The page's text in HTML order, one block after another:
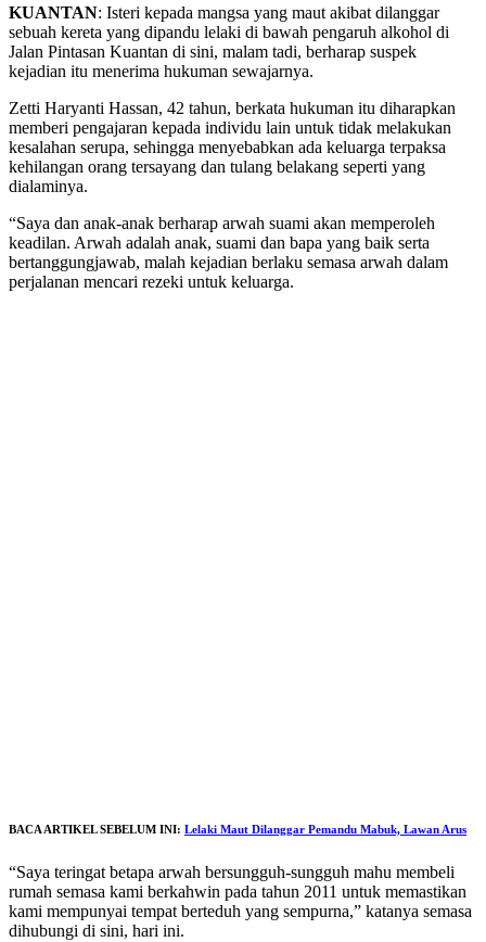
KUANTAN: Isteri kepada mangsa yang maut akibat dilanggar
sebuah kereta yang dipandu lelaki di bawah pengaruh alkohol di
Jalan Pintasan Kuantan di sini, malam tadi, berharap suspek
kejadian itu menerima hukuman sewajarnya.
Zetti Haryanti Hassan, 42 tahun, berkata hukuman itu diharapkan
memberi pengajaran kepada individu lain untuk tidak melakukan
kesalahan serupa, sehingga menyebabkan ada keluarga terpaksa
kehilangan orang tersayang dan tulang belakang seperti yang
dialaminya.
“Saya dan anak-anak berharap arwah suami akan memperoleh
keadilan. Arwah adalah anak, suami dan bapa yang baik serta
bertanggungjawab, malah kejadian berlaku semasa arwah dalam
perjalanan mencari rezeki untuk keluarga.
BACA ARTIKEL SEBELUM INI: Lelaki Maut Dilanggar Pemandu Mabuk, Lawan Arus
“Saya teringat betapa arwah bersungguh-sungguh mahu membeli
rumah semasa kami berkahwin pada tahun 2011 untuk memastikan
kami mempunyai tempat berteduh yang sempurna,” katanya semasa
dihubungi di sini, hari ini.